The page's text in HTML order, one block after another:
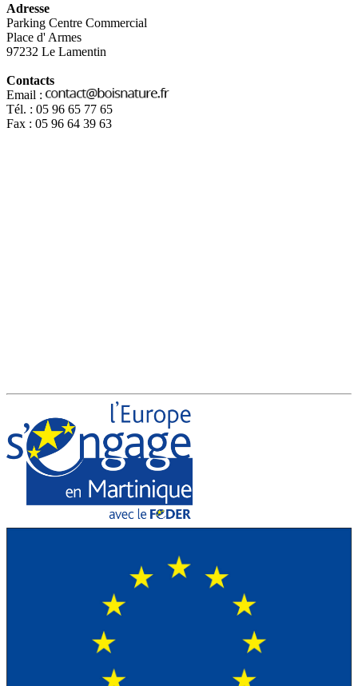
Adresse
Parking Centre Commercial
Place d' Armes
97232 Le Lamentin
Contacts
Email :
Tél. : 05 96 65 77 65
Fax : 05 96 64 39 63